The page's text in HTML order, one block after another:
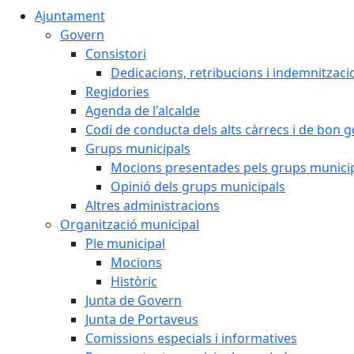
Ajuntament
Govern
Consistori
Dedicacions, retribucions i
Regidories
Agenda de l'alcalde
Codi de conducta dels alts càrrecs i de bon
Grups municipals
Mocions presentades pels grups
Opinió dels grups municipals
Altres administracions
Organització municipal
Ple municipal
Mocions
Històric
Junta de Govern
Junta de Portaveus
Comissions especials i informatives